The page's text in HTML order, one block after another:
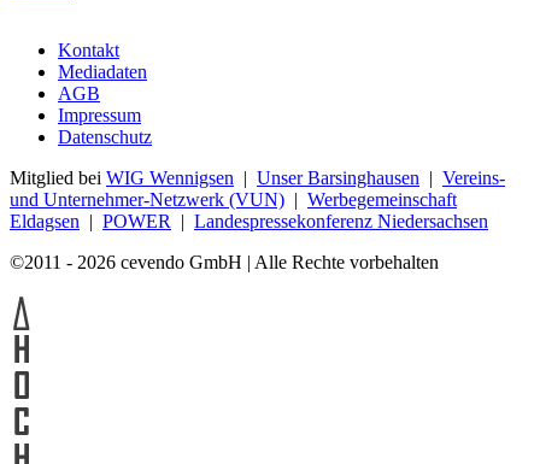
Kontakt
Mediadaten
AGB
Impressum
Datenschutz
Mitglied bei WIG Wennigsen | Unser Barsinghausen | Vereins-
und Unternehmer-Netzwerk (VUN) | Werbegemeinschaft
Eldagsen | POWER | Landespressekonferenz Niedersachsen
©2011 - 2026 cevendo GmbH | Alle Rechte vorbehalten